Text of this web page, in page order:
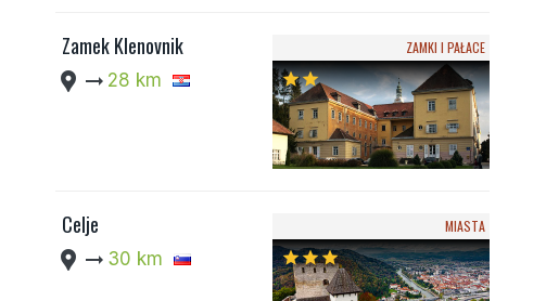
Zamek Klenovnik
location_pin arrow_right_alt 28 km
ZAMKI I PAŁACE
starstar
Celje
location_pin arrow_right_alt 30 km
MIASTA
starstarstar